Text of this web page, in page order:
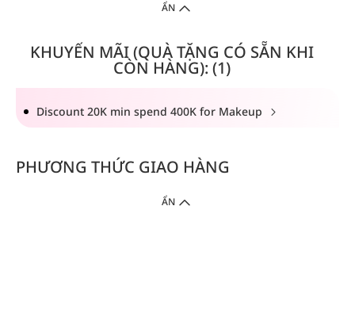
ẨN
KHUYẾN MÃI (QUÀ TẶNG CÓ SẴN KHI
CÒN HÀNG): (1)
Discount 20K min spend 400K for Makeup
PHƯƠNG THỨC GIAO HÀNG
ẨN